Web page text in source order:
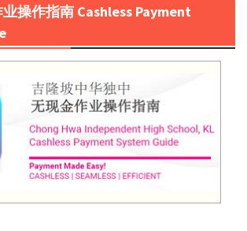
操作指南 Cashless Payment